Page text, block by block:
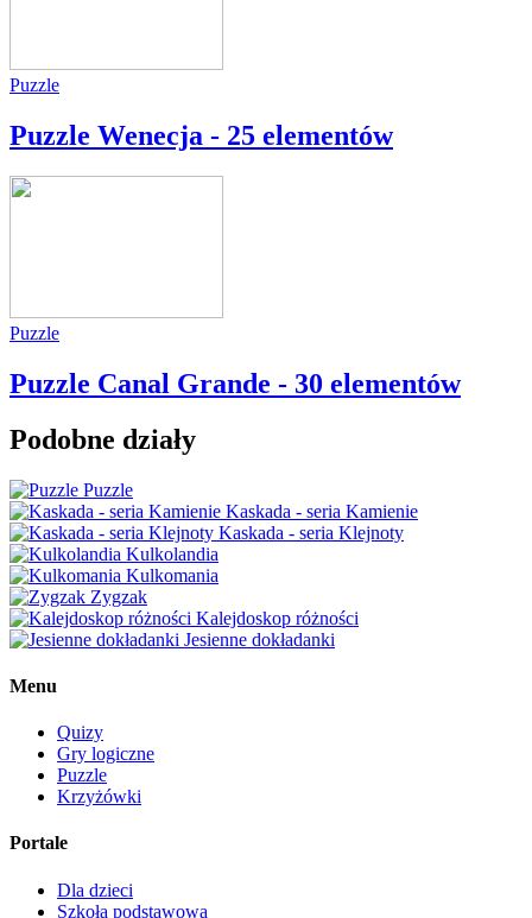
Puzzle
Puzzle Wenecja - 25 elementów
Puzzle
Puzzle Canal Grande - 30 elementów
Podobne działy
Puzzle
Kaskada - seria Kamienie
Kaskada - seria Klejnoty
Kulkolandia
Kulkomania
Zygzak
Kalejdoskop różności
Jesienne dokładanki
Menu
Quizy
Gry logiczne
Puzzle
Krzyżówki
Portale
Dla dzieci
Szkoła podstawowa